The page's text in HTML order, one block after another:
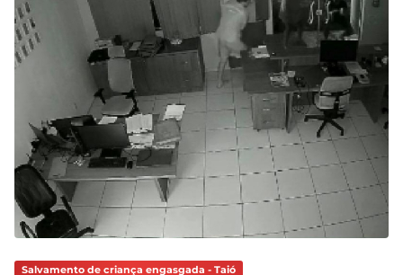
Salvamento de criança engasgada - Taió